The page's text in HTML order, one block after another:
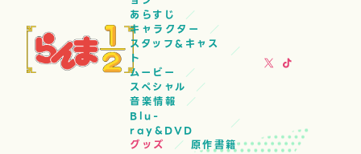
あらすじ
キャラクター
スタッフ&キャス
ト
ムービー
スペシャル
音楽情報
Blu-
ray&DVD
グッズ
原作書籍